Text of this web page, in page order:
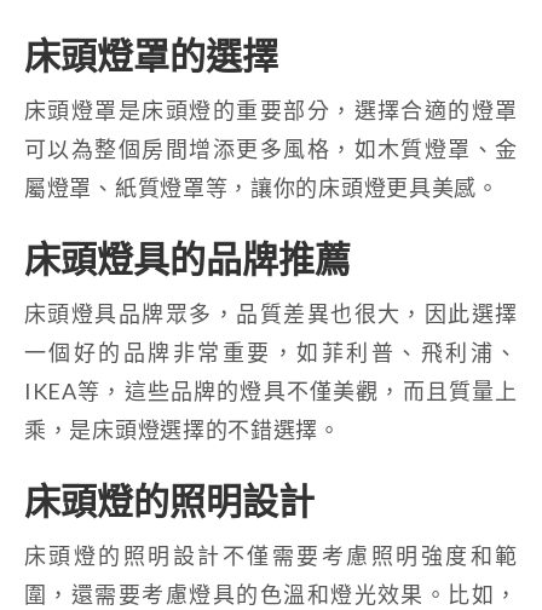
床頭燈罩的選擇
床頭燈罩是床頭燈的重要部分，選擇合適的燈罩
可以為整個房間增添更多風格，如木質燈罩、金
屬燈罩、紙質燈罩等，讓你的床頭燈更具美感。
床頭燈具的品牌推薦
床頭燈具品牌眾多，品質差異也很大，因此選擇
一個好的品牌非常重要，如菲利普、飛利浦、
IKEA等，這些品牌的燈具不僅美觀，而且質量上
乘，是床頭燈選擇的不錯選擇。
床頭燈的照明設計
床頭燈的照明設計不僅需要考慮照明強度和範
圍，還需要考慮燈具的色溫和燈光效果。比如，